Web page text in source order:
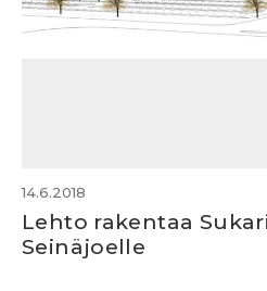
14.6.2018
Lehto rakentaa
Seinäjoelle